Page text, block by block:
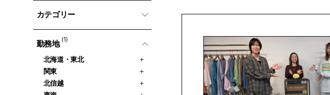
カテゴリー
勤務地 (1)
北海道・東北
関東
北信越